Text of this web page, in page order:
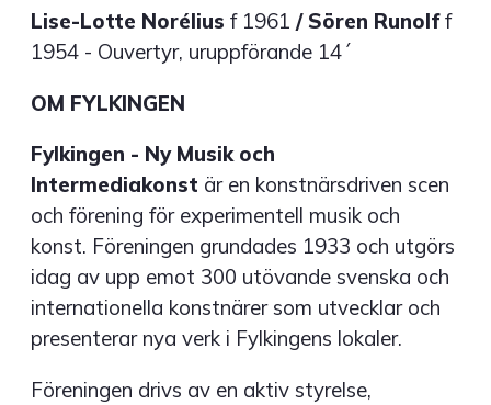
Lise-Lotte Noréliusf 1961/ Sören Runolff
1954 - Ouvertyr, uruppförande 14´
OM FYLKINGEN
Fylkingen - Ny Musik och
Intermediakonst är en konstnärsdriven scen
och förening för experimentell musik och
konst. Föreningen grundades 1933 och utgörs
idag av upp emot 300 utövande svenska och
internationella konstnärer som utvecklar och
presenterar nya verk i Fylkingens lokaler.
Föreningen drivs av en aktiv styrelse,